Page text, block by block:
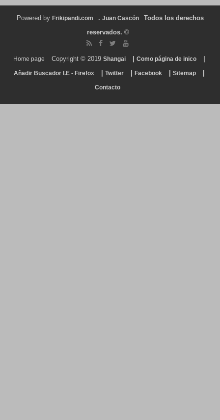
Powered by Frikipandi.com . Juan Cascón
Todos los derechos
reservados. ©
Home page Copyright © 2019 Shangai | Como página de inico |
Añadir Buscador I.E - Firefox | Twitter | Facebook | Sitemap |
Contacto